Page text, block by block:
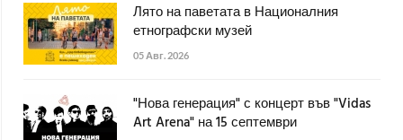
Лято на паветата в Националния
етнографски музей
05 Авг. 2026
"Нова генерация" с концерт във "Vidas
Art Arena" на 15 септември